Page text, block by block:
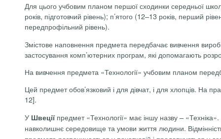
Для цього учбовим планом першої сходинки середньої
років, підготовчий рівень); п’ятого (12–13 років, перший
передпрофільний рівень).
Змістове наповнення предмета передбачає вивчення
застосування комп’ютерних програм, які допомагають
На вивчення предмета «Технології» учбовим планом
Цей предмет обов’язковий і для дівчат, і для хлопців. На
12].
У Швеціїпредмет «Технології» має іншу назву – «Техніка».
навколишнє середовище та умови життя людини.